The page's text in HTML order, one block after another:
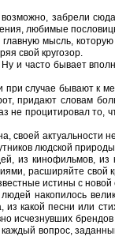
забрели
любимые
мысль,
свой кругозор.
и часто бывает
при случае бывают к
придают словам
не процитировал то,
своей актуальности
людской
из кинофильмов, из
расширяйте свой
истины с новой
накопилось
какой песни или
исчезнувших
вопрос,